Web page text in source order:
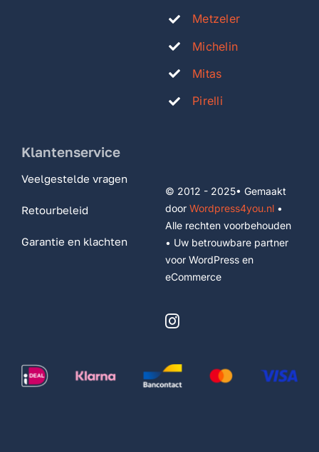
Metzeler
Michelin
Mitas
Pirelli
Klantenservice
Veelgestelde vragen
Retourbeleid
Garantie en klachten
© 2012 - 2025• Gemaakt
door Wordpress4you.nl•
Alle rechten voorbehouden
• Uw betrouwbare partner
voor WordPress en
eCommerce